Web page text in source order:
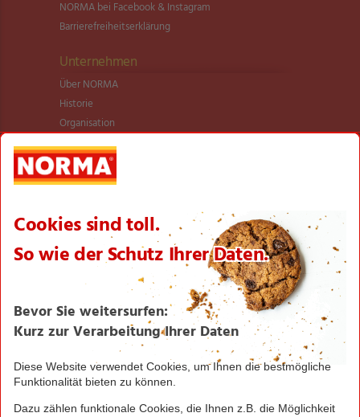
NORMA bei Facebook & Instagram
Barrierefreiheitserklärung
Unternehmen
Über NORMA
Historie
Organisation
International
Logistik
Filialnetz
Karriere
Verantwortung/CSR
NORMA News
Seite drucken
Nach oben
Greifen Sie schnell zu! Alle angegebenen Preise in
Irrtümer durch Schreib-, Programmier- und